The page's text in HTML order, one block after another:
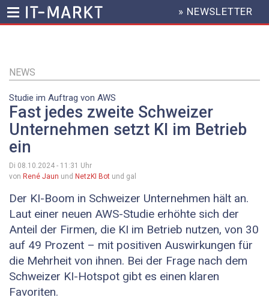
Inhalt
HEADER
MENU
» NEWSLETTER
NEWS
Studie im Auftrag von AWS
Fast jedes zweite Schweizer
Unternehmen setzt KI im Betrieb
ein
Di 08.10.2024 - 11:31 Uhr
von René Jaun und NetzKI Bot und gal
Der KI-Boom in Schweizer Unternehmen hält an.
Laut einer neuen AWS-Studie erhöhte sich der
Anteil der Firmen, die KI im Betrieb nutzen, von 30
auf 49 Prozent – mit positiven Auswirkungen für
die Mehrheit von ihnen. Bei der Frage nach dem
Schweizer KI-Hotspot gibt es einen klaren
Favoriten.